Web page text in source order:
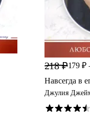
218 ₽179 ₽
Навсегда в
Джулия